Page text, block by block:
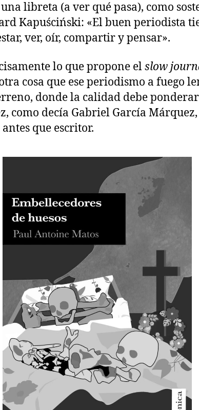
libreta (a ver qué pasa), como
Kapuściński: «El buen periodista
ver, oír, compartir y pensar».
lo que propone elslow
cosa que ese periodismo a fuego
donde la calidad debe
como decía Gabriel García Márquez,
que escritor.